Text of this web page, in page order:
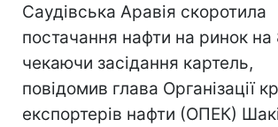
Саудівська Аравія скоротила
постачання нафти на ринок на
чекаючи засідання картель,
повідомив глава Організації
експортерів нафти (ОПЕК)